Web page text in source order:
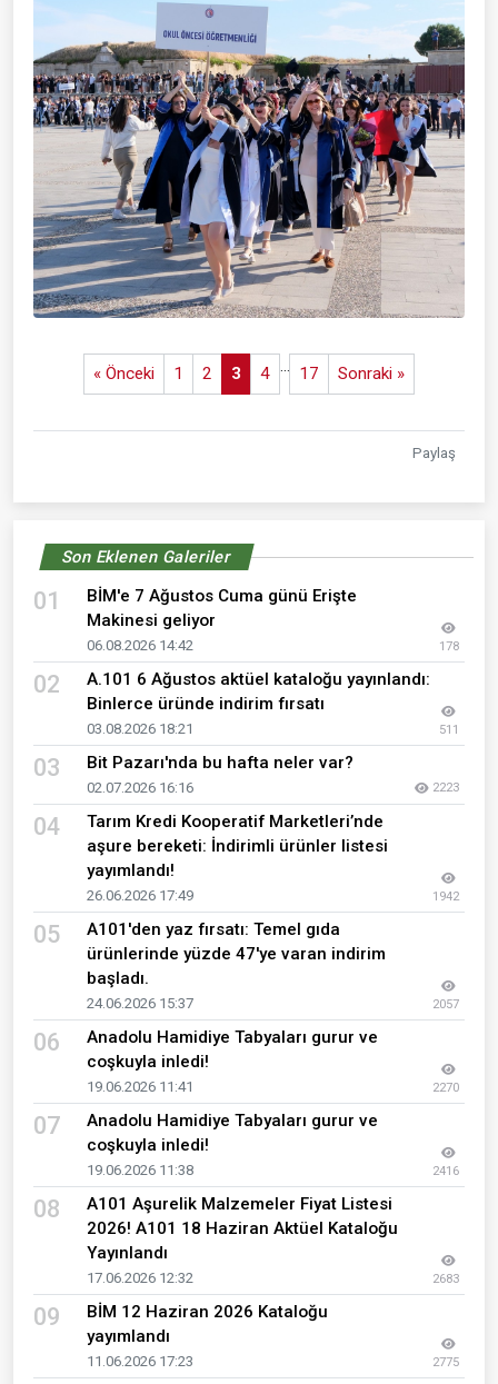
« Önceki 1 2 3 4 ... 17 Sonraki »
Paylaş
Son Eklenen Galeriler
01
BİM'e 7 Ağustos Cuma günü Erişte
Makinesi geliyor
06.08.2026 14:42 178
02
A.101 6 Ağustos aktüel kataloğu yayınlandı:
Binlerce üründe indirim fırsatı
03.08.2026 18:21 511
03 Bit Pazarı'nda bu hafta neler var?
02.07.2026 16:16 2223
04
Tarım Kredi Kooperatif Marketleri’nde
aşure bereketi: İndirimli ürünler listesi
yayımlandı!
26.06.2026 17:49 1942
05
A101'den yaz fırsatı: Temel gıda
ürünlerinde yüzde 47'ye varan indirim
başladı.
24.06.2026 15:37 2057
06
Anadolu Hamidiye Tabyaları gurur ve
coşkuyla inledi!
19.06.2026 11:41 2270
07
Anadolu Hamidiye Tabyaları gurur ve
coşkuyla inledi!
19.06.2026 11:38 2416
08
A101 Aşurelik Malzemeler Fiyat Listesi
2026! A101 18 Haziran Aktüel Kataloğu
Yayınlandı
17.06.2026 12:32 2683
09
BİM 12 Haziran 2026 Kataloğu
yayımlandı
11.06.2026 17:23 2775